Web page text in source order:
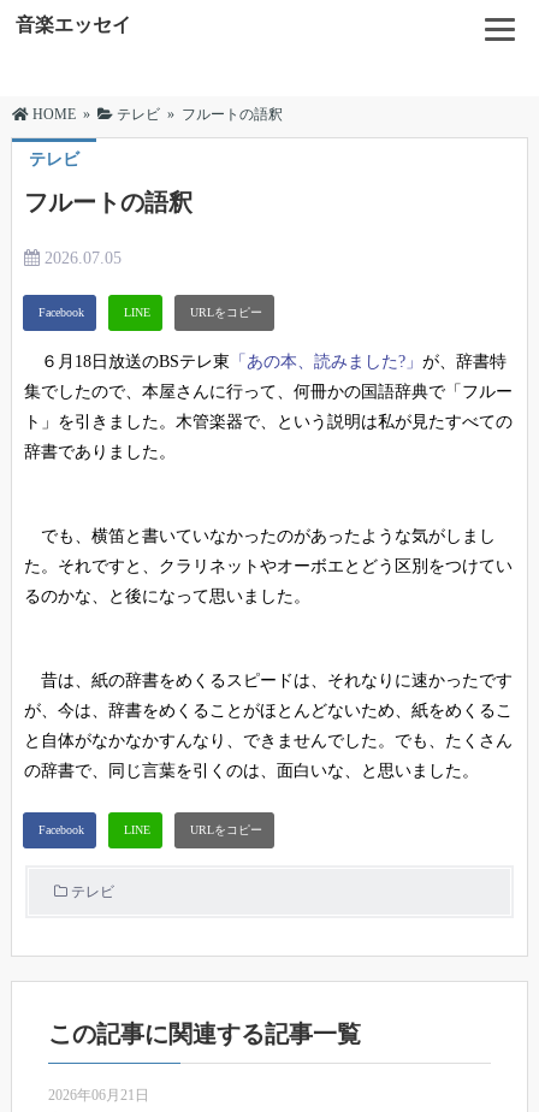
音楽エッセイ
HOME » テレビ » フルートの語釈
テレビ
フルートの語釈
2026.07.05
６月18日放送のBSテレ東 「あの本、読みました?」 が、辞書特
集でしたので、本屋さんに行って、何冊かの国語辞典で「フルー
ト」を引きました。木管楽器で、という説明は私が見たすべての
辞書でありました。
でも、横笛と書いていなかったのがあったような気がしまし
た。それですと、クラリネットやオーボエとどう区別をつけてい
るのかな、と後になって思いました。
昔は、紙の辞書をめくるスピードは、それなりに速かったです
が、今は、辞書をめくることがほとんどないため、紙をめくるこ
と自体がなかなかすんなり、できませんでした。でも、たくさん
の辞書で、同じ言葉を引くのは、面白いな、と思いました。
テレビ
この記事に関連する記事一覧
2026年06月21日